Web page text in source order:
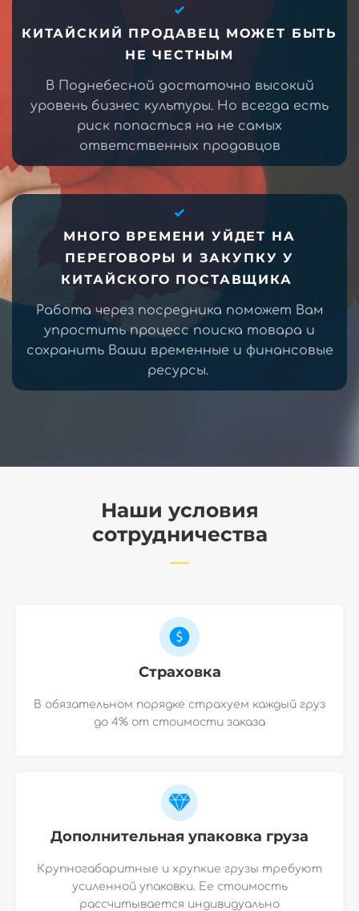
КИТАЙСКИЙ ПРОДАВЕЦ МОЖЕТ БЫТЬ
НЕ ЧЕСТНЫМ
В Поднебесной достаточно высокий
уровень бизнес культуры. Но всегда есть
риск попасться на не самых
ответственных продавцов
МНОГО ВРЕМЕНИ УЙДЕТ НА
ПЕРЕГОВОРЫ И ЗАКУПКУ У
КИТАЙСКОГО ПОСТАВЩИКА
Работа через посредника поможет Вам
упростить процесс поиска товара и
сохранить Ваши временные и финансовые
ресурсы.
Наши условия
сотрудничества
Страховка
В обязательном порядке страхуем каждый груз
до 4% от стоимости заказа
Дополнительная упаковка груза
Крупногабаритные и хрупкие грузы требуют
усиленной упаковки. Ее стоимость
рассчитывается индивидуально